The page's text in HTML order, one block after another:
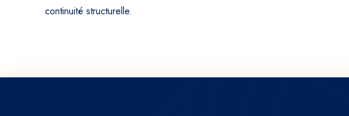
continuité structurelle.